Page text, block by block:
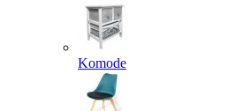
Komode